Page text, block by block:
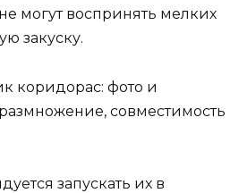
могут воспринять мелких
закуску.
запускать их в